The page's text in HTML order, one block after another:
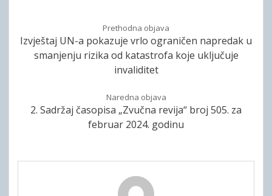
Prethodna objava
Izvještaj UN-a pokazuje vrlo ograničen napredak u
smanjenju rizika od katastrofa koje uključuje
invaliditet
Naredna objava
2. Sadržaj časopisa „Zvučna revija“ broj 505. za
februar 2024. godinu